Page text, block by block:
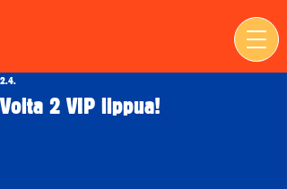
Voita 2 VIP lippua!
2.4.